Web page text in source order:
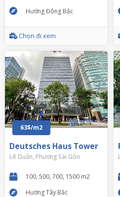
Hướng Đông Bắc
Chọn đi xem
63$/m2
Deutsches Haus Tower
Lê Duẩn, Phường Sài Gòn
100, 500, 700, 1500 m2
Hướng Tây Bắc